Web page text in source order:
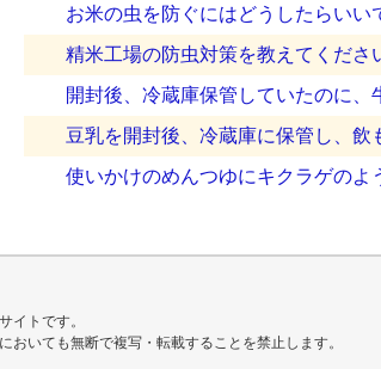
お米の虫を防ぐにはどうしたらいい
精米工場の防虫対策を教えてくださ
開封後、冷蔵庫保管していたのに、
豆乳を開封後、冷蔵庫に保管し、飲
使いかけのめんつゆにキクラゲのよ
イトです。
いても無断で複写・転載することを禁止します。